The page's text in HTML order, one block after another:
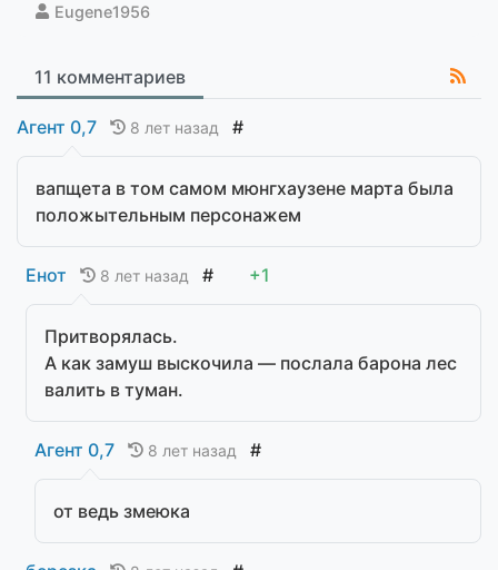
Eugene1956
11 комментариев
Агент 0,7 8 лет назад #
вапщета в том самом мюнгхаузене марта была
положытельным персонажем
Енот 8 лет назад # +1
Притворялась.
А как замуш выскочила — послала барона лес
валить в туман.
Агент 0,7 8 лет назад #
от ведь змеюка